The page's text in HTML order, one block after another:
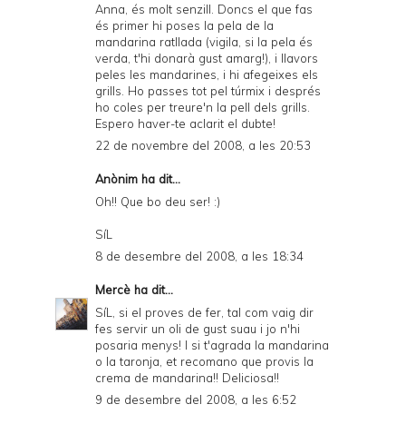
Anna, és molt senzill. Doncs el que fas
és primer hi poses la pela de la
mandarina ratllada (vigila, si la pela és
verda, t'hi donarà gust amarg!), i llavors
peles les mandarines, i hi afegeixes els
grills. Ho passes tot pel túrmix i després
ho coles per treure'n la pell dels grills.
Espero haver-te aclarit el dubte!
22 de novembre del 2008, a les 20:53
Anònim ha dit...
Oh!! Que bo deu ser! :)
SíL
8 de desembre del 2008, a les 18:34
Mercè ha dit...
SíL, si el proves de fer, tal com vaig dir
fes servir un oli de gust suau i jo n'hi
posaria menys! I si t'agrada la mandarina
o la taronja, et recomano que provis la
crema de mandarina!! Deliciosa!!
9 de desembre del 2008, a les 6:52